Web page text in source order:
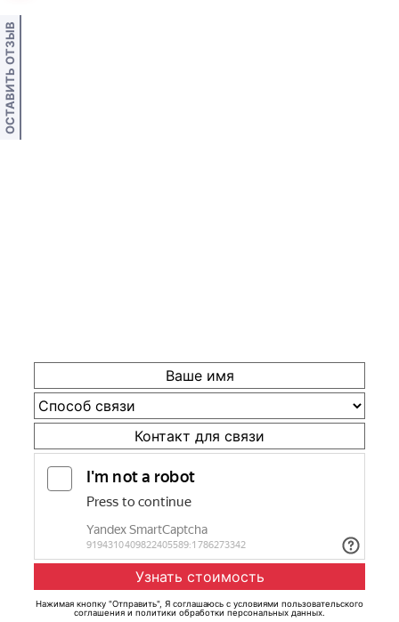
Нажимая кнопку "Отправить", Я соглашаюсь с условиями пользовательского
соглашения и политики обработки персональных данных
ОСТАВИТЬ ОТЗЫВ